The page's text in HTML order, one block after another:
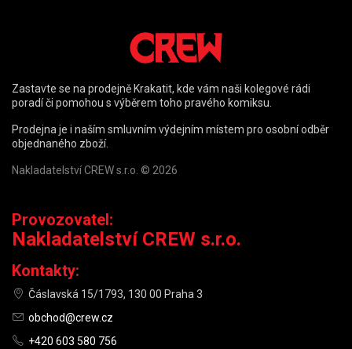
Zastavte se na prodejně Krakatit, kde vám naši kolegové rádi
poradí či pomohou s výběrem toho pravého komiksu.
Prodejna je i naším smluvním výdejním místem pro osobní odběr
objednaného zboží.
Nakladatelství CREW s.r.o. © 2026
Provozovatel:
Nakladatelství CREW s.r.o.
Kontakty:
Čáslavská 15/1793, 130 00 Praha 3
obchod@crew.cz
+420 603 580 756